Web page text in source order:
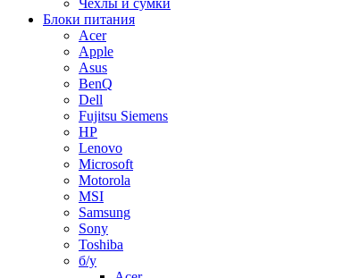
Блоки питания
Acer
Apple
Asus
BenQ
Dell
Fujitsu Siemens
HP
Lenovo
Microsoft
Motorola
MSI
Samsung
Sony
Toshiba
б/у